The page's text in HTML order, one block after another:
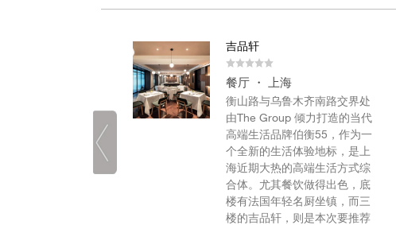
吉品轩
餐厅 ・ 上海
衡山路与乌鲁木齐南路交界处
由The Group 倾力打造的当代
高端生活品牌伯衡55，作为一
个全新的生活体验地标，是上
海近期大热的高端生活方式综
合体。尤其餐饮做得出色，底
楼有法国年轻名厨坐镇，而三
楼的吉品轩，则是本次要推荐